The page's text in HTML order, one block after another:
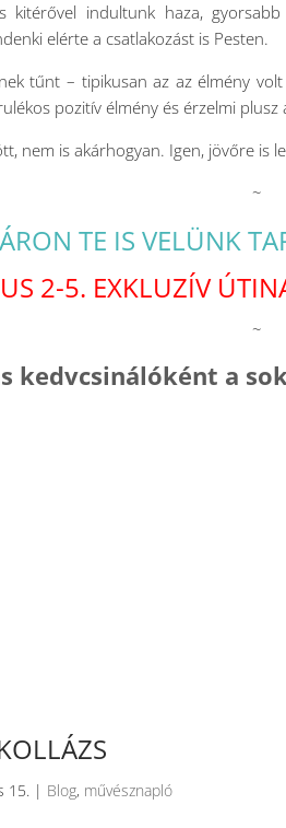
kitérővel indultunk haza,
elérte a csatlakozást is Pesten.
tűnt – tipikusan az az élmény
pozitív élmény és érzelmi
nem is akárhogyan. Igen, jövőre is
~
TE IS VELÜNK
2-5. EXKLUZÍV
~
kedvcsinálóként a
15. | Blog, művésznapló